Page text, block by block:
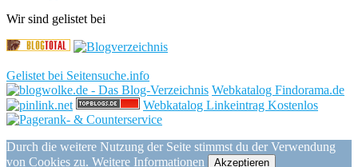
Wir sind gelistet bei
Gelistet bei Seitensuche.info
Webkatalog Findorama.de
Webkatalog Linkeintrag Kostenlos
Durch die weitere Nutzung der Seite stimmst du der Verwendung
von Cookies zu. Weitere Informationen Akzeptieren